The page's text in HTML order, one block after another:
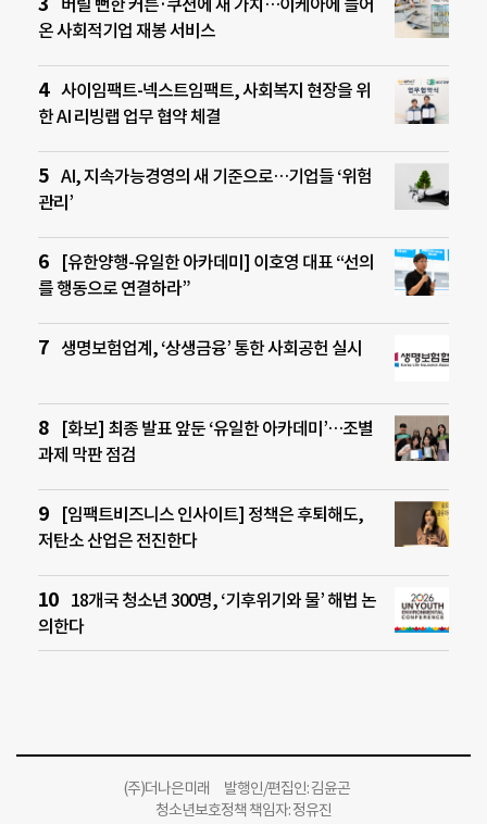
버릴 뻔한 커튼·쿠션에 새 가치…이케아에 들어
온 사회적기업 재봉 서비스
사이임팩트-넥스트임팩트, 사회복지 현장을 위
한 AI 리빙랩 업무 협약 체결
AI, 지속가능경영의 새 기준으로…기업들 ‘위험
관리’
[유한양행-유일한 아카데미] 이호영 대표 “선의
를 행동으로 연결하라”
생명보험업계, ‘상생금융’ 통한 사회공헌 실시
[화보] 최종 발표 앞둔 ‘유일한 아카데미’…조별
과제 막판 점검
[임팩트비즈니스 인사이트] 정책은 후퇴해도,
저탄소 산업은 전진한다
18개국 청소년 300명, ‘기후위기와 물’ 해법 논
의한다
(주)더나은미래 발행인/편집인: 김윤곤
청소년보호정책 책임자: 정유진